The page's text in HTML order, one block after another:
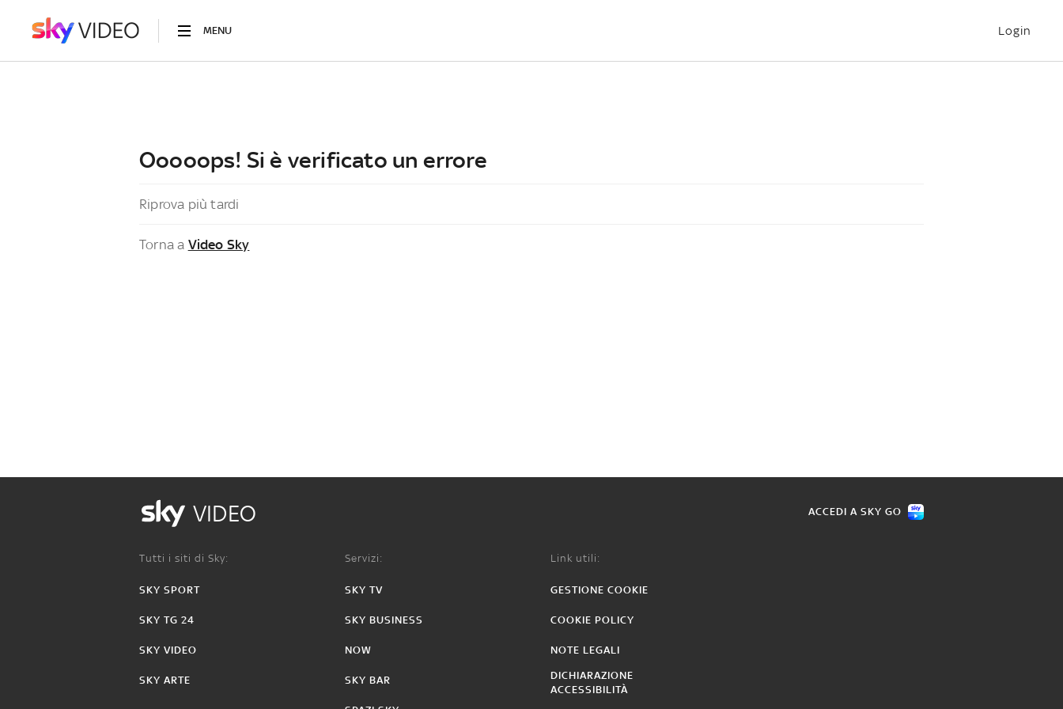
MENU Login
Ooooops! Si è verificato un errore
Riprova più tardi
Torna a Video Sky
VIDEO ACCEDI A SKY GO
Tutti i siti di Sky:
SKY SPORT
SKY TG 24
SKY VIDEO
SKY ARTE
Servizi:
SKY TV
SKY BUSINESS
NOW
SKY BAR
Link utili:
GESTIONE COOKIE
COOKIE POLICY
NOTE LEGALI
DICHIARAZIONE
ACCESSIBILITÀ